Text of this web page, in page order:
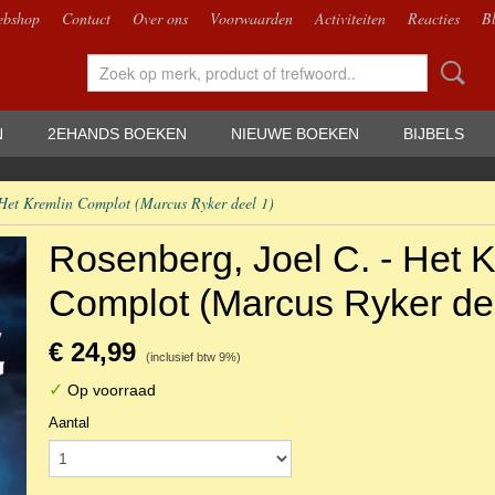
Contact Over ons Voorwaarden Activiteiten Reacties
2EHANDS BOEKEN NIEUWE BOEKEN BIJBELS
Kremlin Complot (Marcus Ryker deel 1)
Rosenberg, Joel C. - Het
Complot (Marcus Ryker
€ 24,99 (inclusief btw 9%)
✓ Op voorraad
Aantal